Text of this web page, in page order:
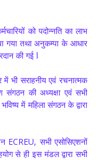
को पदोन्नति का लाभ
गया तथा अनुकम्पा के आधार
की गई l
भी सराहनीय एवं रचनात्मक
संगठन की अध्यक्षा एवं सभी
में महिला संगठन के द्वारा
ECREU, सभी एसोसिएशनों
से ही इस मंडल द्वारा सभी